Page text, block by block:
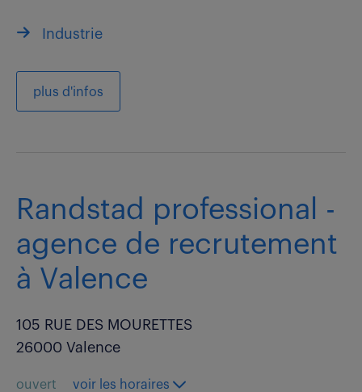
Industrie
plus d'infos
Randstad professional -
agence de recrutement
à Valence
105 RUE DES MOURETTES
26000 Valence
ouvert voir les horaires